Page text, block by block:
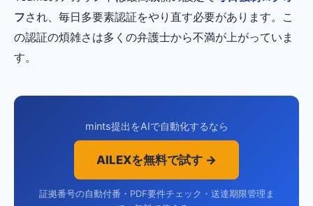
フされ、毎日多要素認証をやり直す必要があります。こ
の認証の煩雑さは多くの弁護士から不満が上がっていま
す。
mints提出をAIで自動化するなら
AILEXを無料で試す →
証拠番号の自動付番・PDF要件チェック・送達期限管理ま